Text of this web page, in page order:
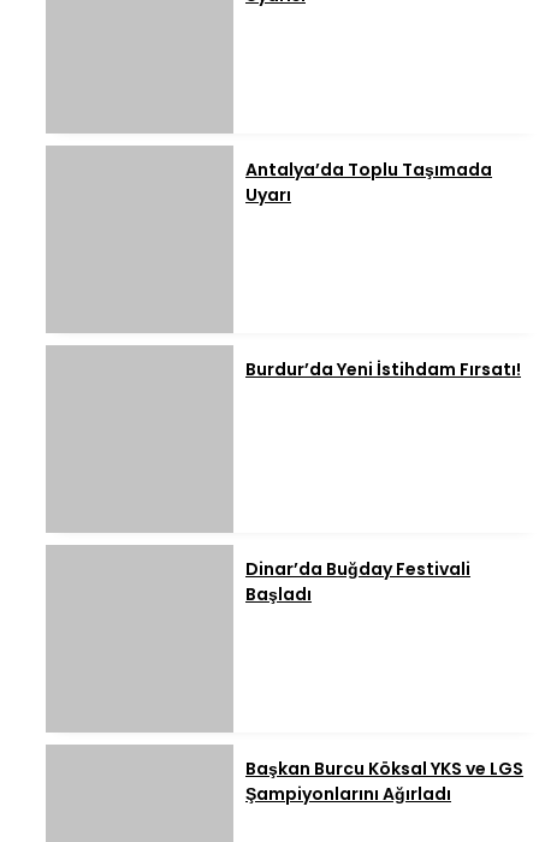
Antalya’da Toplu Taşımada
Uyarı
Burdur’da Yeni İstihdam Fırsatı!
Dinar’da Buğday Festivali
Başladı
Başkan Burcu Köksal YKS ve LGS
Şampiyonlarını Ağırladı